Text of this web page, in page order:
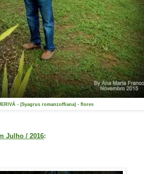
- (Syagrus romanzoffiana) - flores
Julho / 2016: